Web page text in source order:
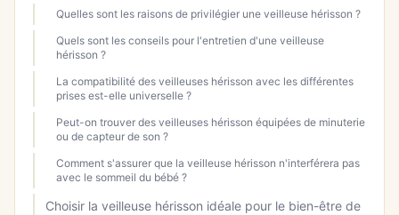
Quelles sont les raisons de privilégier une veilleuse hérisson ?
Quels sont les conseils pour l'entretien d'une veilleuse
hérisson ?
La compatibilité des veilleuses hérisson avec les différentes
prises est-elle universelle ?
Peut-on trouver des veilleuses hérisson équipées de minuterie
ou de capteur de son ?
Comment s'assurer que la veilleuse hérisson n'interférera pas
avec le sommeil du bébé ?
Choisir la veilleuse hérisson idéale pour le bien-être de